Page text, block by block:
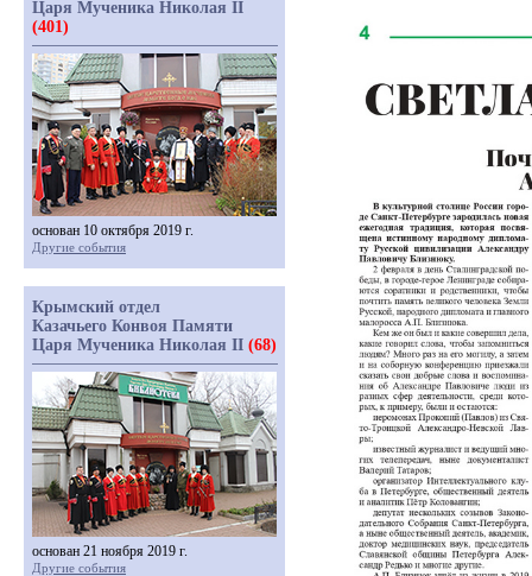
Царя Мученика Николая II
(401)
основан 10 октября 2019 г.
Другие события
Крымский отдел
Казачьего Конвоя Памяти
Царя Мученика Николая II (68)
основан 21 ноября 2019 г.
Другие события